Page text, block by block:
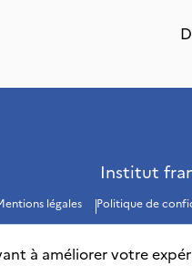
à améliorer votre
Institut
légales Politique de